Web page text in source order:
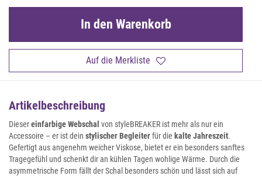
Auf die Merkliste
In den Warenkorb
Artikelbeschreibung
Diesereinfarbige Webschal von styleBREAKER ist mehr als nur ein
Accessoire – er ist dein stylischer Begleiterfür die kalte Jahreszeit.
Gefertigt aus angenehm weicher Viskose, bietet er ein besonders sanftes
Tragegefühl und schenkt dir an kühlen Tagen wohlige Wärme. Durch die
asymmetrische Form fällt der Schal besonders schön und lässt sich auf